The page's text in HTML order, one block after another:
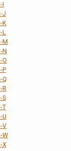
I
J
K
L
M
N
O
P
Q
R
S
T
U
V
W
X